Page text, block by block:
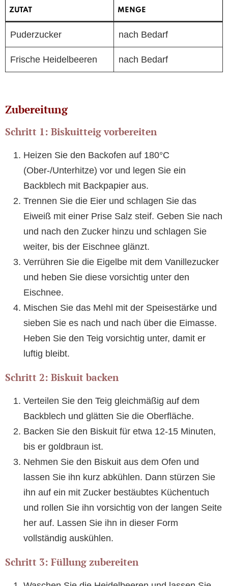
ZUTAT MENGE
Puderzucker nach Bedarf
Frische Heidelbeeren nach Bedarf
Zubereitung
Schritt 1: Biskuitteig vorbereiten
Heizen Sie den Backofen auf 180°C
(Ober-/Unterhitze) vor und legen Sie ein
Backblech mit Backpapier aus.
Trennen Sie die Eier und schlagen Sie das
Eiweiß mit einer Prise Salz steif. Geben Sie nach
und nach den Zucker hinzu und schlagen Sie
weiter, bis der Eischnee glänzt.
Verrühren Sie die Eigelbe mit dem Vanillezucker
und heben Sie diese vorsichtig unter den
Eischnee.
Mischen Sie das Mehl mit der Speisestärke und
sieben Sie es nach und nach über die Eimasse.
Heben Sie den Teig vorsichtig unter, damit er
luftig bleibt.
Schritt 2: Biskuit backen
Verteilen Sie den Teig gleichmäßig auf dem
Backblech und glätten Sie die Oberfläche.
Backen Sie den Biskuit für etwa 12-15 Minuten,
bis er goldbraun ist.
Nehmen Sie den Biskuit aus dem Ofen und
lassen Sie ihn kurz abkühlen. Dann stürzen Sie
ihn auf ein mit Zucker bestäubtes Küchentuch
und rollen Sie ihn vorsichtig von der langen Seite
her auf. Lassen Sie ihn in dieser Form
vollständig auskühlen.
Schritt 3: Füllung zubereiten